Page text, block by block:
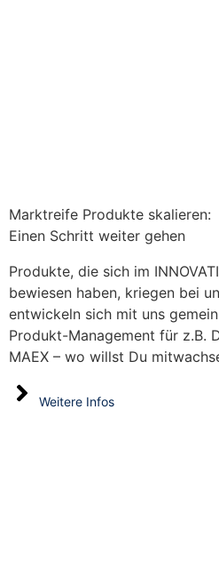
Marktreife Produkte skalieren:
Einen Schritt weiter gehen
Produkte, die sich im
bewiesen haben, kriegen bei
entwickeln sich mit uns
Produkt-Management für z.B.
MAEX – wo willst Du
Weitere Infos